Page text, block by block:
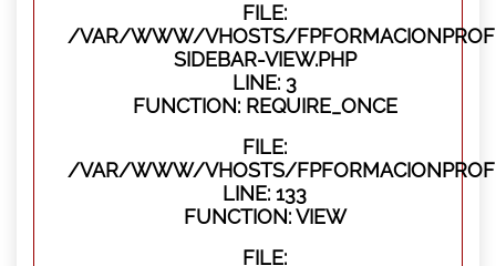
FILE:
/VAR/WWW/VHOSTS/
SIDEBAR-VIEW.PHP
LINE: 3
FUNCTION: REQUIRE_ONCE
FILE:
/VAR/WWW/VHOSTS/
LINE: 133
FUNCTION: VIEW
FILE: